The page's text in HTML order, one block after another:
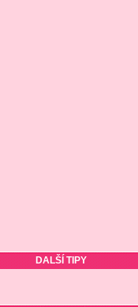
DALŠÍ TIPY